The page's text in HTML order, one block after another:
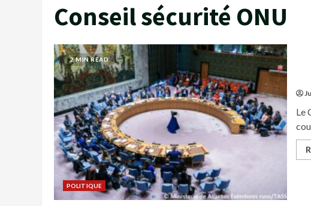
Conseil sécurité ONU
2 MIN READ
POLITIQUE
Le